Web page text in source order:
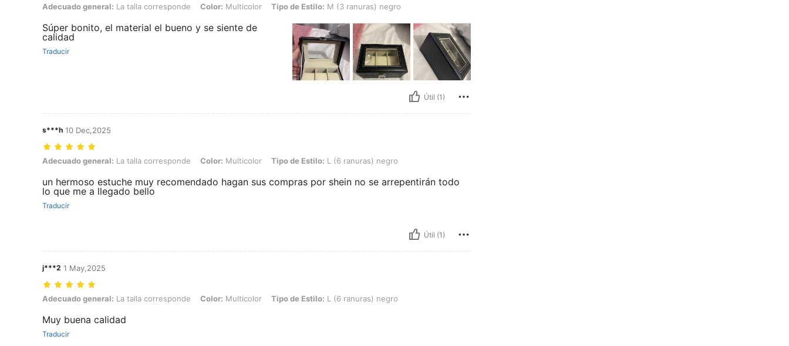
Adecuado general: La talla corresponde, Color: Multicolor, Tipo de Estilo: M (3 ranuras) negro
Adecuado general: La talla corresponde Color: Multicolor Tipo de Estilo: M (3 ranuras) negro
Súper bonito, el material el bueno y se siente de
calidad
Traducir
Útil (1)
s***h 10 Dec,2025
Adecuado general: La talla corresponde, Color: Multicolor, Tipo de Estilo: L (6 ranuras) negro
Adecuado general: La talla corresponde Color: Multicolor Tipo de Estilo: L (6 ranuras) negro
un hermoso estuche muy recomendado hagan sus compras por shein no se arrepentirán todo
lo que me a llegado bello
Traducir
Útil (1)
j***2 1 May,2025
Adecuado general: La talla corresponde, Color: Multicolor, Tipo de Estilo: L (6 ranuras) negro
Adecuado general: La talla corresponde Color: Multicolor Tipo de Estilo: L (6 ranuras) negro
Muy buena calidad
Traducir